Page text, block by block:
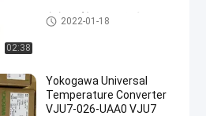
02:38
योकोगावा ईजेए दबाव ट्रांसमीटर
2022-01-18
Yokogawa Universal
Temperature Converter
VJU7-026-UAA0 VJU7